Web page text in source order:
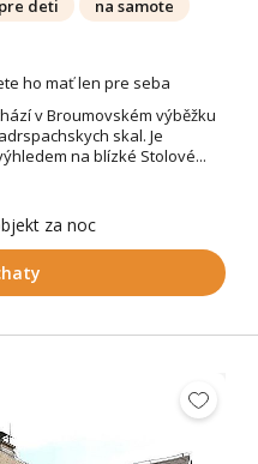
pre deti
na samote
ho mať len pre seba
v Broumovském výběžku
skal. Je
na blízké Stolové...
za noc